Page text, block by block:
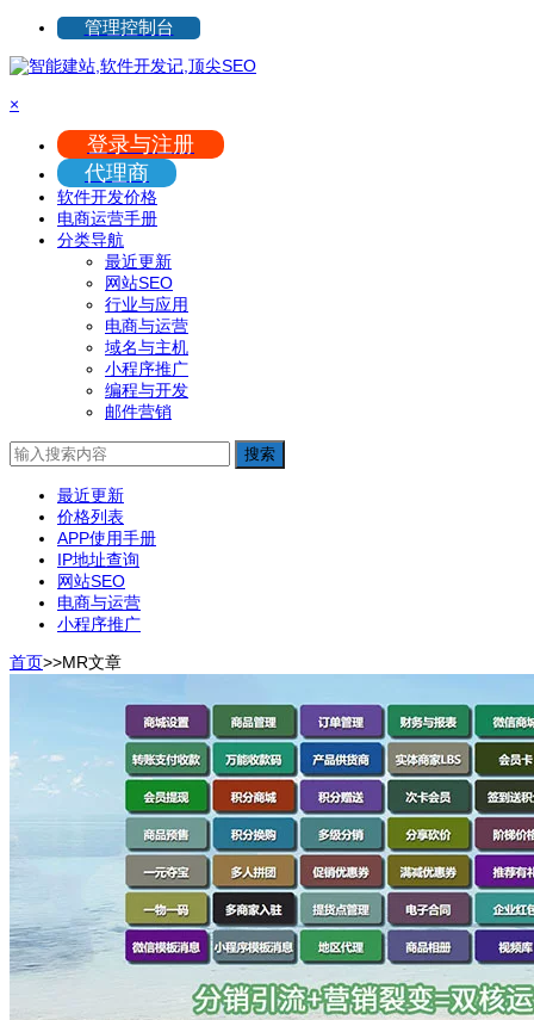
管理控制台
×
登录与注册
代理商
软件开发价格
电商运营手册
分类导航
最近更新
网站SEO
行业与应用
电商与运营
域名与主机
小程序推广
编程与开发
邮件营销
搜索
最近更新
价格列表
APP使用手册
IP地址查询
网站SEO
电商与运营
小程序推广
首页>>MR文章